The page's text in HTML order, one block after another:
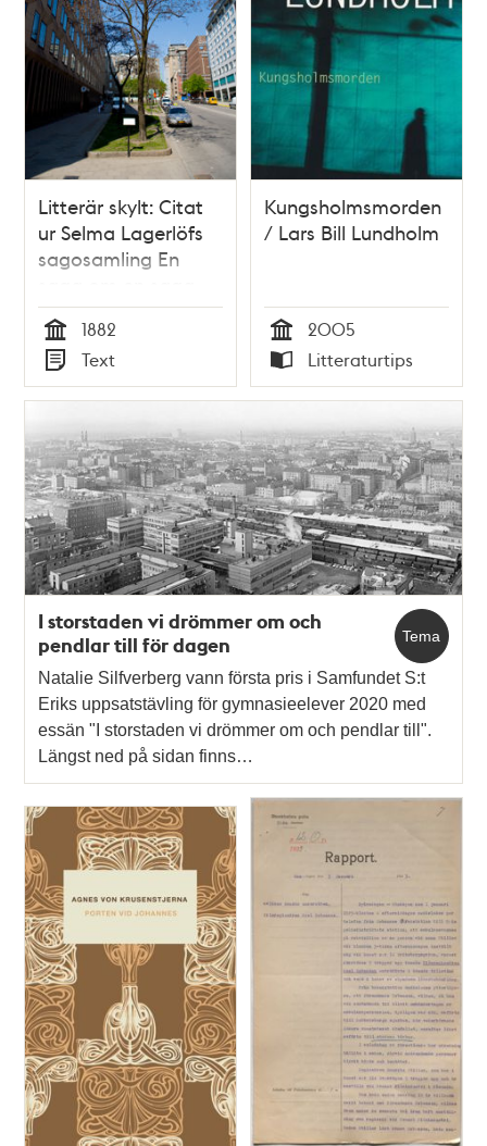
Litterär skylt: Citat
ur Selma Lagerlöfs
sagosamling En
och andra sagor
Tid
1882
Typ
Text
Kungsholmsmorden
/ Lars Bill Lundholm
Tid
2005
Typ
Litteraturtips
Tema
I storstaden vi drömmer om och
pendlar till för dagen
Natalie Silfverberg vann första pris i Samfundet S:t
Eriks uppsatstävling för gymnasieelever 2020 med
essän "I storstaden vi drömmer om och pendlar till".
Längst ned på sidan finns…